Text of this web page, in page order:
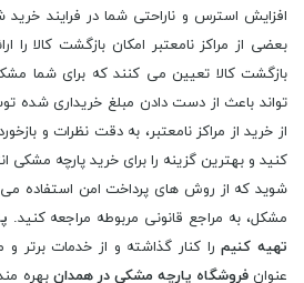
افزایش استرس و ناراحتی شما در فرایند خرید
بعضی از مراکز نامعتبر امکان بازگشت کالا را
بازگشت کالا تعیین می کنند که برای شما
تواند باعث از دست دادن مبلغ خریداری شده
از خرید از مراکز نامعتبر، به دقت نظرات و
کنید و بهترین گزینه را برای خرید پارچه
شوید که از روش های پرداخت امن استفاده می
مشکل، به مراجع قانونی مربوطه مراجعه کنید.
تهیه کنیمرا کنار گذاشته و از خدمات برتر و
عنوانفروشگاه پارچه مشکی در همدان بهره